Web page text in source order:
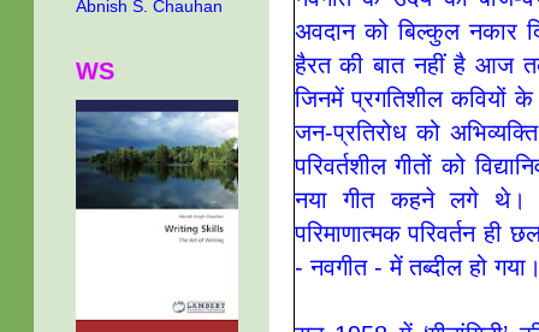
अवदान को बिल्कुल नकार
हैरत की बात नहीं है आज
जिनमें प्रगतिशील कवियों
जन-प्रतिरोध को
परिवर्तशील गीतों को
नया गीत कहने लगे थे।
परिमाणात्मक परिवर्तन
- नवगीत - में तब्दील हो
Abnish S. Chauhan
WS